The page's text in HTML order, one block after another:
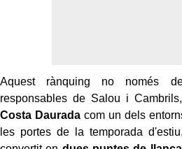
Aquest rànquing no només
responsables de Salou i
Costa Daurada com un dels
les portes de la temporada